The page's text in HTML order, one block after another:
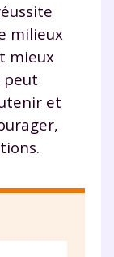
milieux
mieux
peut
et
pour
vous
de
Pour
pouvez